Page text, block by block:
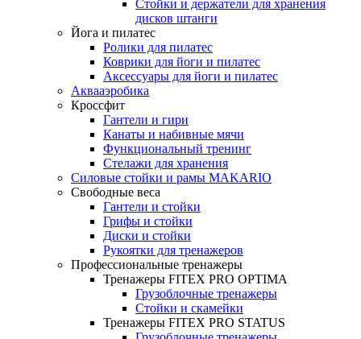
Стойки и держатели для хранения
дисков штанги
Йога и пилатес
Ролики для пилатес
Коврики для йоги и пилатес
Аксессуары для йоги и пилатес
Аквааэробика
Кроссфит
Гантели и гири
Канаты и набивные мячи
Функциональный тренинг
Стелажи для хранения
Силовые стойки и рамы MAKARIO
Свободные веса
Гантели и стойки
Грифы и стойки
Диски и стойки
Рукоятки для тренажеров
Профессиональные тренажеры
Тренажеры FITEX PRO OPTIMA
Грузоблочные тренажеры
Стойки и скамейки
Тренажеры FITEX PRO STATUS